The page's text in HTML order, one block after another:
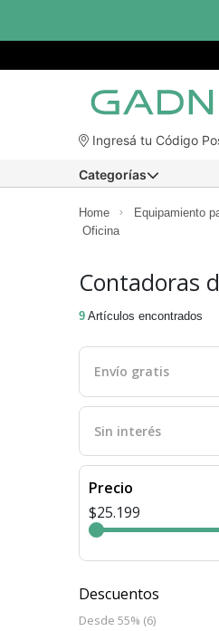
Ingresá tu Código
Categorías
Home
Equipamiento
Oficina
Contadoras
9 Artículos encontrados
Envío gratis
Sin interés
Precio
$25.199
Descuentos
Desde 55% (6)